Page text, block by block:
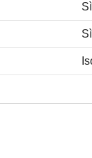
Sì
Sì